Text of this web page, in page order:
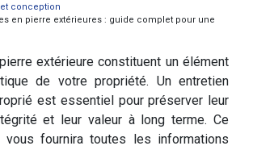
conception
en pierre extérieures : guide complet pour une
extérieure constituent un élément
de votre propriété. Un entretien
est essentiel pour préserver leur
et leur valeur à long terme. Ce
vous fournira toutes les informations